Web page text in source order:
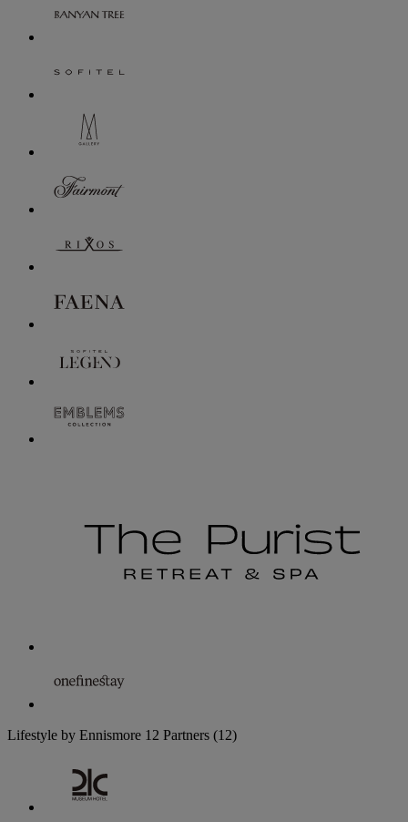
Lifestyle by Ennismore 12 Partners (12)